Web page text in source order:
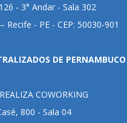
- 3° Andar - Sala 302
- PE - CEP: 50030-901
DE PERNAMBUCO
COWORKING
800 - Sala 04